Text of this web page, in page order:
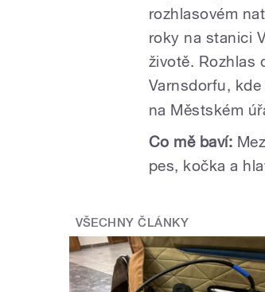
rozhlasovém
roky na stanici
životě. Rozhlas
Varnsdorfu,
na Městském
Co mě baví:
pes, kočka a
VŠECHNY ČLÁNKY